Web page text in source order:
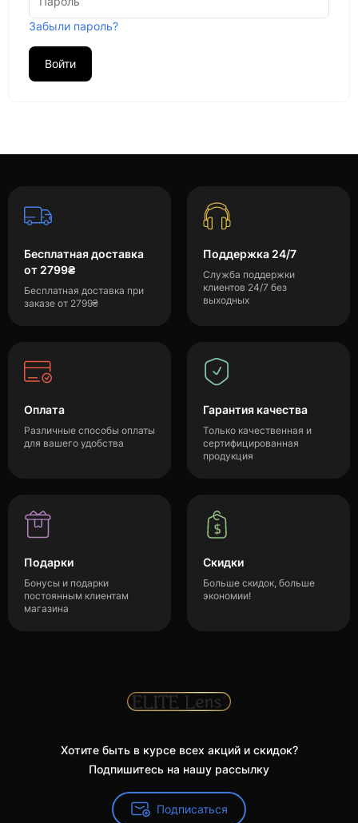
Забыли пароль?
Бесплатная доставка
от 2799₴
Бесплатная доставка при
заказе от 2799₴
Поддержка 24/7
Служба поддержки
клиентов 24/7 без
выходных
Оплата
Различные способы оплаты
для вашего удобства
Гарантия качества
Только качественная и
сертифицированная
продукция
Подарки
Бонусы и подарки
постоянным клиентам
магазина
Скидки
Больше скидок, больше
экономии!
Хотите быть в курсе всех акций и скидок?
Подпишитесь на нашу рассылку
Подписаться